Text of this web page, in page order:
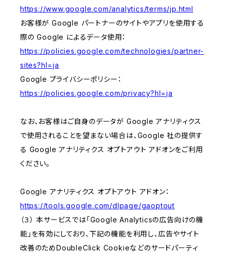
https://www.google.com/analytics/terms/jp.html
お客様が Google パートナーのサイトやアプリを使用する
際の Google によるデータ使用：
https://policies.google.com/technologies/partner-
sites?hl=ja
Google プライバシーポリシー：
https://policies.google.com/privacy?hl=ja
なお、お客様はご自身のデータが Google アナリティクス
で使用されることを望まない場合は、Google 社の提供す
る Google アナリティクス オプトアウト アドオンをご利用
ください。
Google アナリティクス オプトアウト アドオン：
https://tools.google.com/dlpage/gaoptout
（３） 本サービスでは「Google Analyticsの広告向けの機
能」を有効にしており、下記の機能を利用し、広告やサイト
改善のためDoubleClick Cookieなどのサードパーティ